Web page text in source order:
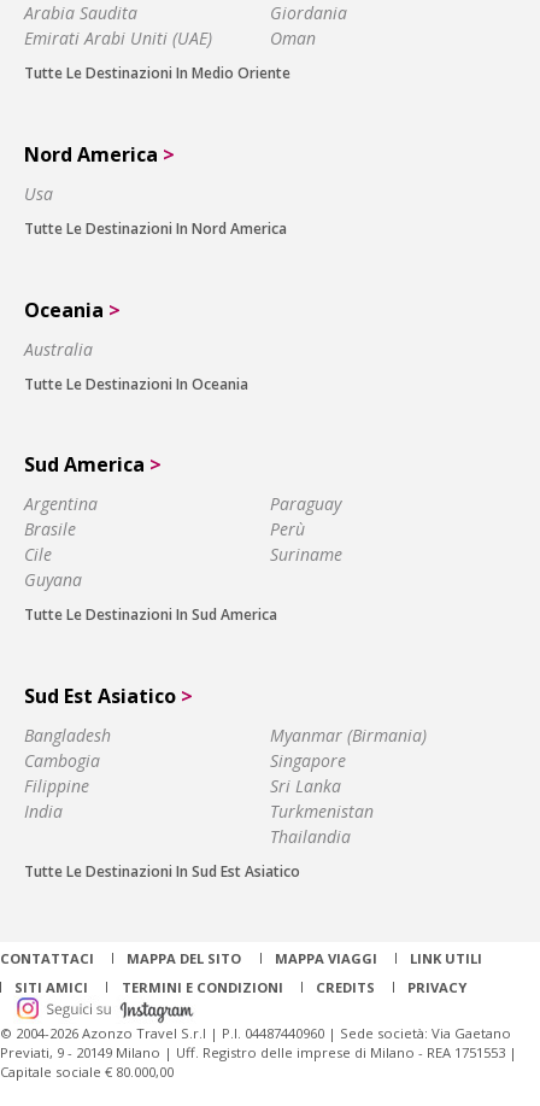
Arabia Saudita
Emirati Arabi Uniti (UAE)
Giordania
Oman
Tutte Le Destinazioni In Medio Oriente
Nord America >
Usa
Tutte Le Destinazioni In Nord America
Oceania >
Australia
Tutte Le Destinazioni In Oceania
Sud America >
Argentina
Brasile
Cile
Guyana
Paraguay
Perù
Suriname
Tutte Le Destinazioni In Sud America
Sud Est Asiatico >
Bangladesh
Cambogia
Filippine
India
Myanmar (Birmania)
Singapore
Sri Lanka
Turkmenistan
Thailandia
Tutte Le Destinazioni In Sud Est Asiatico
CONTATTACI MAPPA DEL SITO MAPPA VIAGGI
LINK UTILI
SITI AMICI
TERMINI E CONDIZIONI CREDITS PRIVACY
© 2004-2026 Azonzo Travel S.r.l | P.I. 04487440960 | Sede società: Via Gaetano
Previati, 9 - 20149 Milano | Uff. Registro delle imprese di Milano - REA 1751553 |
Capitale sociale € 80.000,00